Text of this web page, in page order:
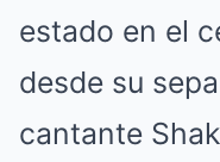
estado en el
desde su
cantante